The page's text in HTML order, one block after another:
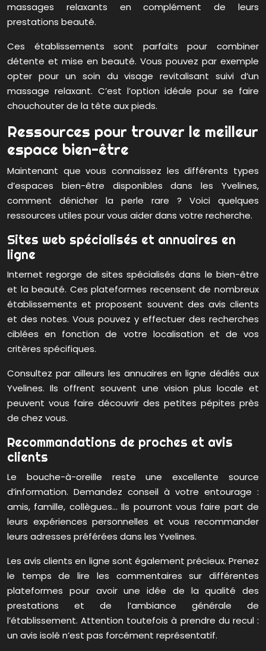
massages relaxants en complément de leurs
prestations beauté.
Ces établissements sont parfaits pour combiner
détente et mise en beauté. Vous pouvez par exemple
opter pour un soin du visage revitalisant suivi d’un
massage relaxant. C’est l’option idéale pour se faire
chouchouter de la tête aux pieds.
Ressources pour trouver le meilleur
espace bien-être
Maintenant que vous connaissez les différents types
d’espaces bien-être disponibles dans les Yvelines,
comment dénicher la perle rare ? Voici quelques
ressources utiles pour vous aider dans votre recherche.
Sites web spécialisés et annuaires en
ligne
Internet regorge de sites spécialisés dans le bien-être
et la beauté. Ces plateformes recensent de nombreux
établissements et proposent souvent des avis clients
et des notes. Vous pouvez y effectuer des recherches
ciblées en fonction de votre localisation et de vos
critères spécifiques.
Consultez par ailleurs les annuaires en ligne dédiés aux
Yvelines. Ils offrent souvent une vision plus locale et
peuvent vous faire découvrir des petites pépites près
de chez vous.
Recommandations de proches et avis
clients
Le bouche-à-oreille reste une excellente source
d’information. Demandez conseil à votre entourage :
amis, famille, collègues… Ils pourront vous faire part de
leurs expériences personnelles et vous recommander
leurs adresses préférées dans les Yvelines.
Les avis clients en ligne sont également précieux. Prenez
le temps de lire les commentaires sur différentes
plateformes pour avoir une idée de la qualité des
prestations et de l’ambiance générale de
l’établissement. Attention toutefois à prendre du recul :
un avis isolé n’est pas forcément représentatif.